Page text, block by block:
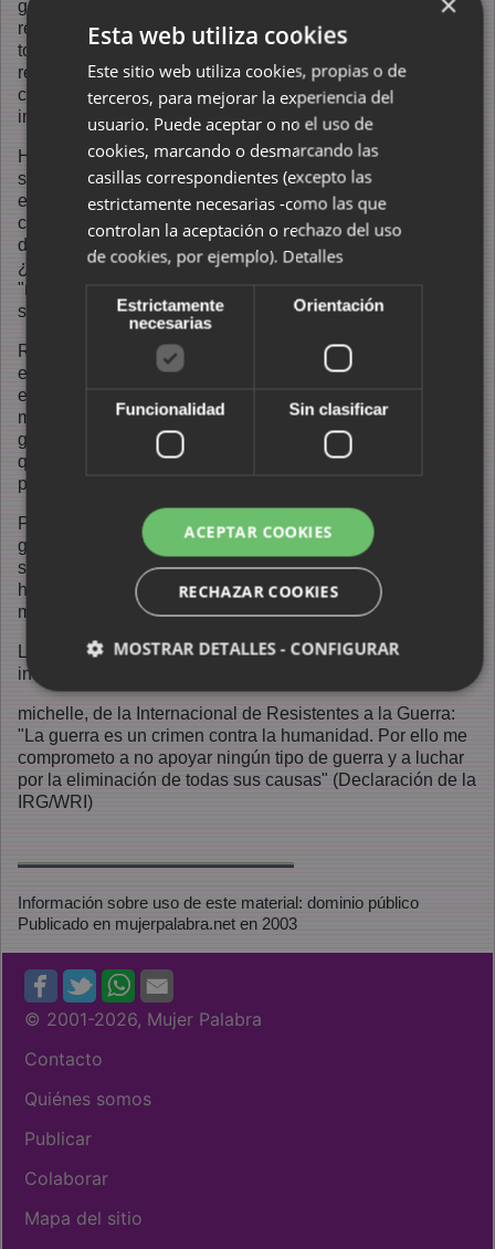
gravemente, a tirar piedras, a asaltar casas, no merecen
respeto" (El País, 22 de marzo, 2003). O sea: tirar 3000
toneladas de bombas en nombre de la paz, ¿merece
respeto?, ¿es legítimo? Aznar usa el concepto de la paz
con una demagogia de escalofrío, insultante para la
inteligencia.
Hoy vemos en la tele y en la red cómo la policía española
sigue actuando con violencia contra la población que
expresa su rechazo a las soluciones violentas a los
conflictos. Esta población se encuentra haciendo uso del
derecho a la libertad de expresión que da la democracia.
¿O acaso democracia es igual a silencio? ¿O acaso sólo
"nos dejan" tener democracia mientras guardemos
silencio?
Recordando las palabras de ayer de Aznar, podría
escribirse hoy el siguiente titular: "El presidente español
envía a los antidisturbios en misión humanitaria a las
manifestaciones antiguerra". (Secuencias de la policía
golpeando con saña a personas que hacen una sentada,
que piden un ambulancia, que sostienen un cartel pidiendo
paz...)
Por suerte, las manifestaciones antiguerra siguen adelante:
gente de todos los lugares del planeta sigue expresando
su resuelta oposición a la soluciones violentas. En Londres
hoy han salido por la tele miles de personas. No menos,
más que antes.
La guerra nos devuelve a las cavernas. Usemos la
inteligencia. No a la guerra. No en mi nombre.
michelle, de la Internacional de Resistentes a la Guerra:
"La guerra es un crimen contra la humanidad. Por ello me
comprometo a no apoyar ningún tipo de guerra y a luchar
por la eliminación de todas sus causas" (Declaración de la
IRG/WRI)
Información sobre uso de este material: dominio público
Publicado en mujerpalabra.net en 2003
© 2001-2026, Mujer Palabra
Contacto
Quiénes somos
Publicar
Colaborar
Mapa del sitio
Esta web utiliza cookies
Este sitio web utiliza cookies, propias o de
terceros, para mejorar la experiencia del
usuario. Puede aceptar o no el uso de
cookies, marcando o desmarcando las
casillas correspondientes (excepto las
estrictamente necesarias -como las que
controlan la aceptación o rechazo del uso
de cookies, por ejemplo). Detalles
Estrictamente
necesarias
Orientación
Funcionalidad Sin clasificar
ACEPTAR COOKIES
RECHAZAR COOKIES
MOSTRAR DETALLES - CONFIGURAR